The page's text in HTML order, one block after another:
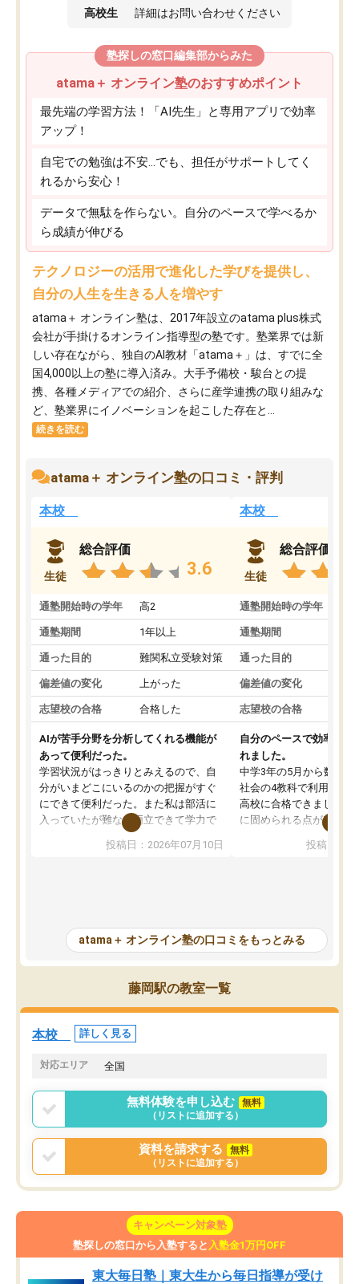
高校生 詳細はお問い合わせください
塾探しの窓口編集部からみた
atama＋ オンライン塾のおすすめポイント
最先端の学習方法！「AI先生」と専用アプリで効率
アップ！
自宅での勉強は不安…でも、担任がサポートしてく
れるから安心！
データで無駄を作らない。自分のペースで学べるか
ら成績が伸びる
テクノロジーの活用で進化した学びを提供し、
自分の人生を生きる人を増やす
atama＋ オンライン塾は、2017年設立のatama plus株式
会社が手掛けるオンライン指導型の塾です。塾業界では新
しい存在ながら、独自のAI教材「atama＋」は、すでに全
国4,000以上の塾に導入済み。大手予備校・駿台との提
携、各種メディアでの紹介、さらに産学連携の取り組みな
ど、塾業界にイノベーションを起こした存在と...
続きを読む
atama＋ オンライン塾の口コミ・評判
本校
生徒
総合評価
3.6
通塾開始時の学年 高2
通塾期間 1年以上
通った目的 難関私立受験対策
偏差値の変化 上がった
志望校の合格 合格した
AIが苦手分野を分析してくれる機能が
あって便利だった。
学習状況がはっきりとみえるので、自
分がいまどこにいるのかの把握がすぐ
にできて便利だった。また私は部活に
入っていたが難なく両立できて学力で
も部活でも結果を残すことができてよ
かった。また問題演習の際に、自分が
が、自分で自分の管理ができない人に
とっては難しい部分もあるのではない
かと思った。
投稿日：2026年07月10日
本校
生徒
総合評価
通塾開始時の学年
通塾期間
通った目的
偏差値の変化
志望校の合格
自分のペースで効率よく
れました。
中学3年の5月から数学・
社会の4教科で利用し、
高校に合格できました。
に固められる点が魅力で
項目のおかげで、手軽
元数が可視化されるので
しながら意欲的に取り組
常に効果を実感している
すめできる塾です。
投稿日：
atama＋ オンライン塾の口コミをもっとみる
藤岡駅の教室一覧
本校 詳しく見る
対応エリア 全国
無料体験を申し込む
無料
（リストに追加する）
資料を請求する
無料
（リストに追加する）
キャンペーン対象塾
塾探しの窓口から入塾すると 入塾金1万円OFF
東大毎日塾｜東大生から毎日指導が受け